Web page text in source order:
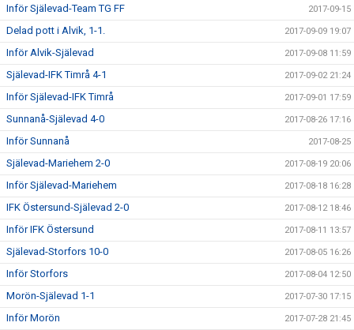
Inför Själevad-Team TG FF 2017-09-15
Delad pott i Alvik, 1-1. 2017-09-09 19:07
Inför Alvik-Själevad 2017-09-08 11:59
Själevad-IFK Timrå 4-1 2017-09-02 21:24
Inför Själevad-IFK Timrå 2017-09-01 17:59
Sunnanå-Själevad 4-0 2017-08-26 17:16
Inför Sunnanå 2017-08-25
Själevad-Mariehem 2-0 2017-08-19 20:06
Inför Själevad-Mariehem 2017-08-18 16:28
IFK Östersund-Själevad 2-0 2017-08-12 18:46
Inför IFK Östersund 2017-08-11 13:57
Själevad-Storfors 10-0 2017-08-05 16:26
Inför Storfors 2017-08-04 12:50
Morön-Själevad 1-1 2017-07-30 17:15
Inför Morön 2017-07-28 21:45